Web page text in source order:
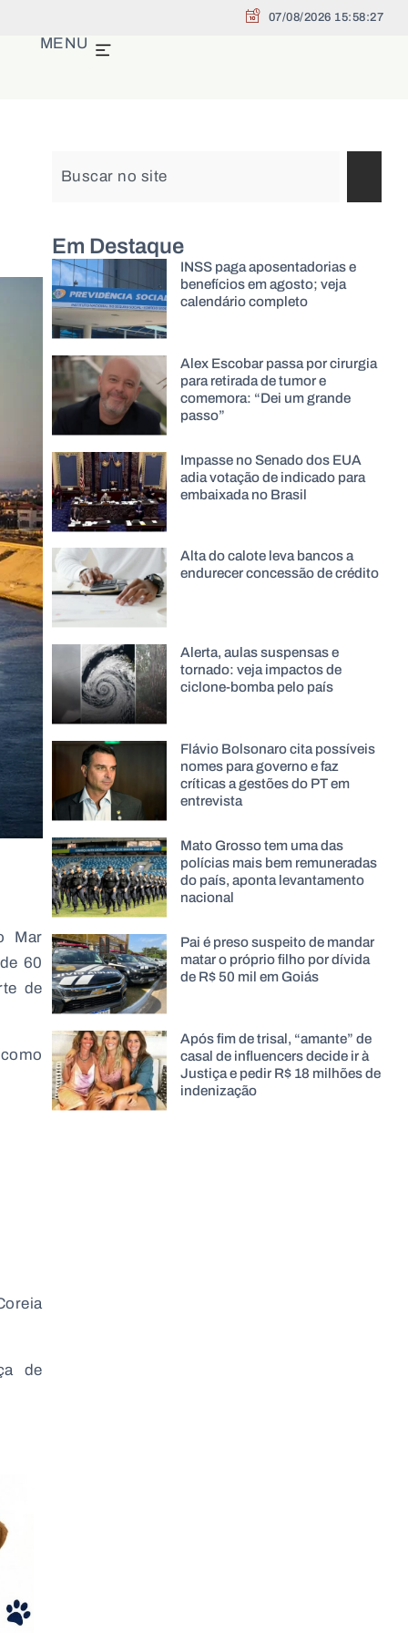
07/08/2026 15:58:29
MENU
Mar
60
de
de
Em Destaque
INSS paga aposentadorias e
benefícios em agosto; veja
calendário completo
Alex Escobar passa por cirurgia
para retirada de tumor e
comemora: “Dei um grande
passo”
Impasse no Senado dos EUA
adia votação de indicado para
embaixada no Brasil
Alta do calote leva bancos a
endurecer concessão de crédito
Alerta, aulas suspensas e
tornado: veja impactos de
ciclone-bomba pelo país
Flávio Bolsonaro cita possíveis
nomes para governo e faz
críticas a gestões do PT em
entrevista
Mato Grosso tem uma das
polícias mais bem remuneradas
do país, aponta levantamento
nacional
Pai é preso suspeito de mandar
matar o próprio filho por dívida
de R$ 50 mil em Goiás
Após fim de trisal, “amante” de
casal de influencers decide ir à
Justiça e pedir R$ 18 milhões de
indenização